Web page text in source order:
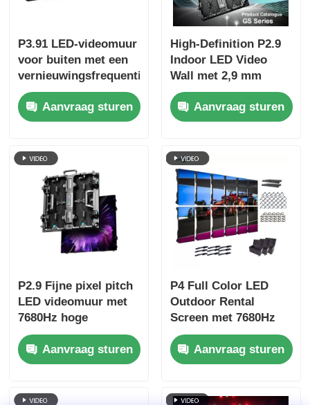
P3.91 LED-videomuur
voor buiten met een
vernieuwingsfrequentie
van 7680 Hz,
kleurendisplay en
IP65-bescherming
podiumevenementen
Aanvraag sturen
High-Definition P2.9
Indoor LED Video
Wall met 2,9 mm
Pixel Pitch 3840 Hz
Refresh Rate en
4500cd/sqm
Aanvraag sturen
P2.9 Fijne pixel pitch
LED videomuur met
7680Hz hoge
verversingsfrequentie
en dubbele stroom-
en signaalback-up
podiumgebeurtenissen
Aanvraag sturen
P4 Full Color LED
Outdoor Rental
Screen met 7680Hz
verversingsfrequentie
en IP65 waterdicht
voor HD Video Wall
Aanvraag sturen